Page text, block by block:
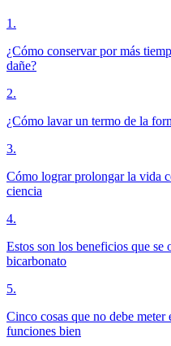
1 .
¿Cómo conservar por más
dañe?
2.
¿Cómo lavar un termo de la
3.
Cómo lograr prolongar la vida
ciencia
4.
Estos son los beneficios que se
bicarbonato
5.
Cinco cosas que no debe
funciones bien